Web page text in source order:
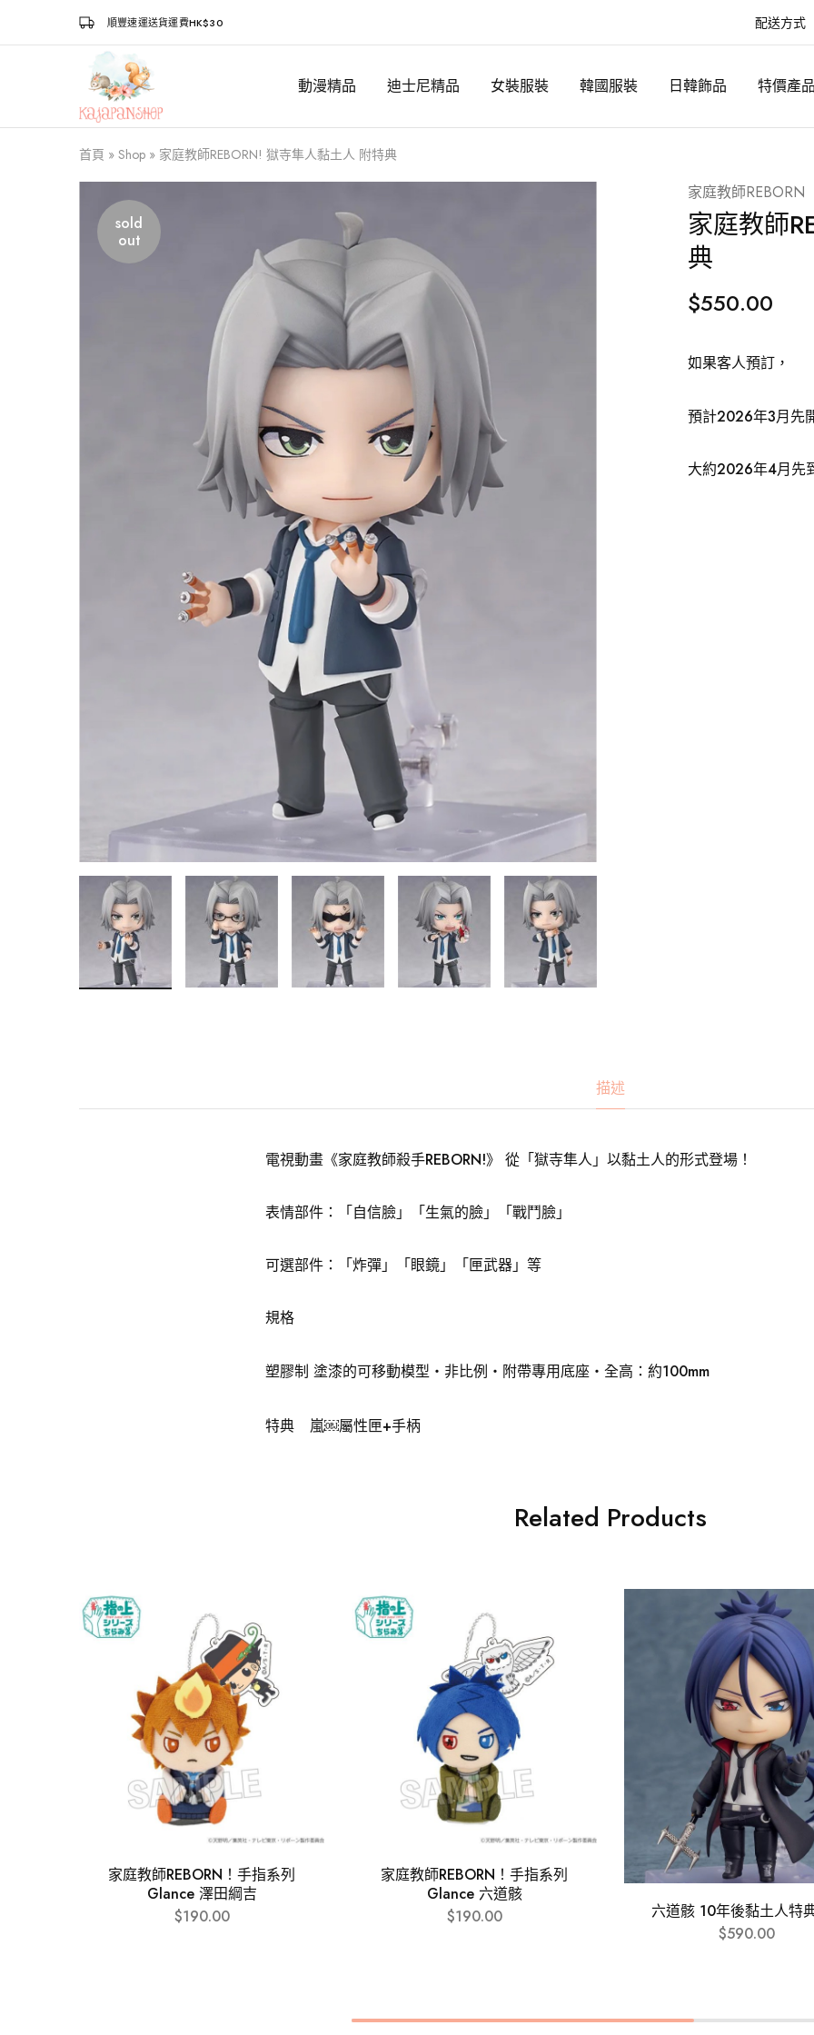
順豐速運送貨運費HK$30 配送方式
Kajapanshop
日
韓
百
貨
店
動漫精品 迪士尼精品 女裝服裝 韓國服裝 日韓飾品 特價產品
首頁 » Shop » 家庭教師REBORN! 獄寺隼人黏土人 附特典
sold
out
家庭教師REBORN
家庭教師
典
$550.00
如果客人預訂，
預計2026年3月先
大約2026年4月先
描述
電視動畫《家庭教師殺手REBORN!》 從「獄寺隼人」以黏土人的形式登場！
表情部件：「自信臉」「生氣的臉」「戰鬥臉」
可選部件：「炸彈」「眼鏡」「匣武器」等
規格
塑膠制 塗漆的可移動模型・非比例・附帶專用底座・全高：約100mm
特典 嵐￼屬性匣+手柄
Related Products
家庭教師REBORN！手指系列
Glance 澤田綱吉
$190.00
家庭教師REBORN！手指系列
Glance 六道骸
$190.00
六道骸 10年後黏土人特
$590.00